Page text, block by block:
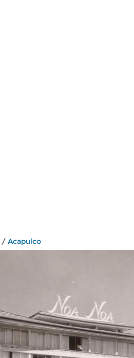
/ Acapulco